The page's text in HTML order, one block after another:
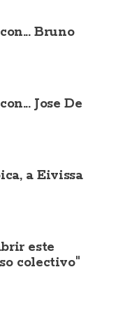
Bruno
Jose De
a Eivissa
este
colectivo"